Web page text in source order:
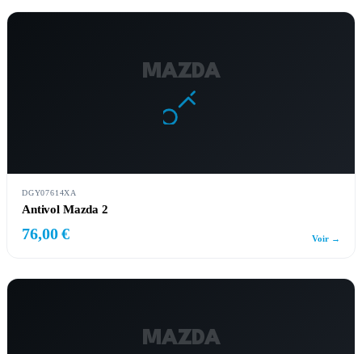
MAZDA
DGY07614XA
Antivol Mazda 2
76,00 € Voir →
MAZDA